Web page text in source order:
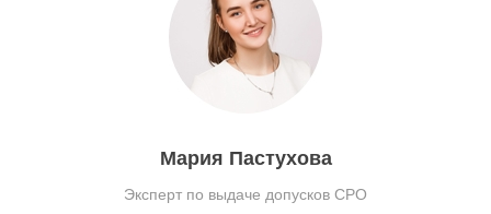
Мария Пастухова
Эксперт по выдаче допусков СРО